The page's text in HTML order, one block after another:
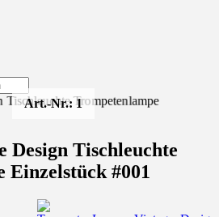
Suchen
Art.-Nr.: 1
Design Tischleuchte
Einzelstück #001